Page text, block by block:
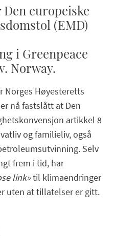
europeiske
(EMD)
i Greenpeace
Norway.
Norges Høyesteretts
nå fastslått at Den
artikkel 8
og familieliv, også
Selv
frem i tid, har
link»til klimaendringer
uten at tillatelser er gitt.